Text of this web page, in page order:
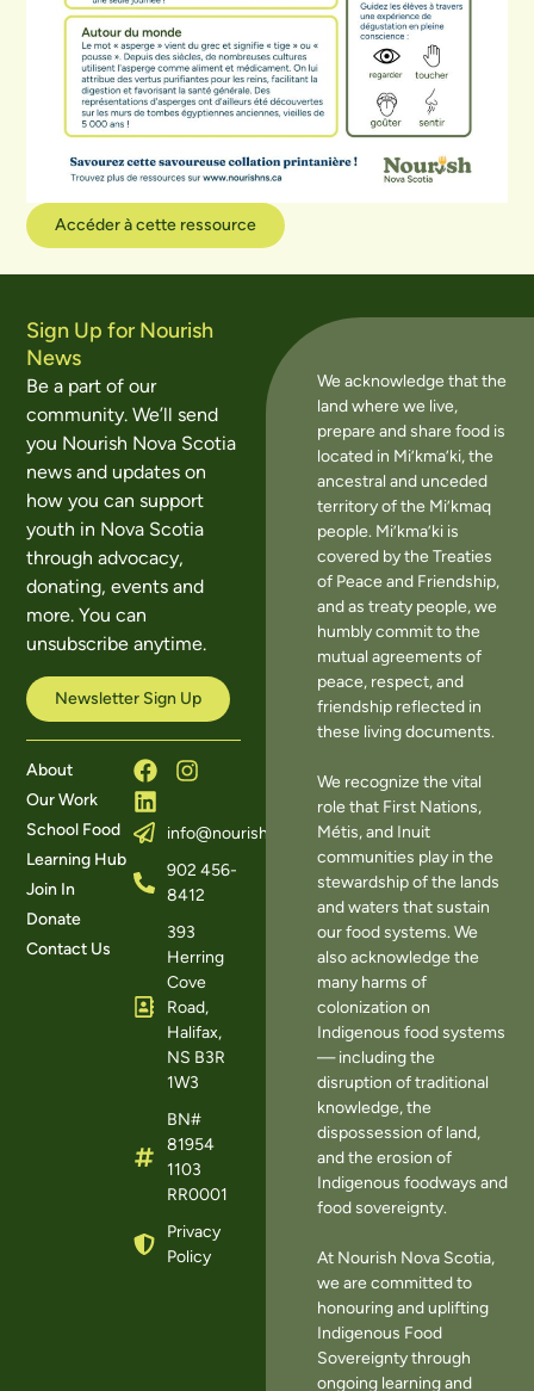
Accéder à cette ressource
Sign Up for Nourish
News
Be a part of our
community. We’ll send
you Nourish Nova Scotia
news and updates on
how you can support
youth in Nova Scotia
through advocacy,
donating, events and
more. You can
unsubscribe anytime.
Newsletter Sign Up
About
Our Work
School Food
Learning Hub
Join In
Donate
Contact Us
info@nourishns.ca
902 456-
8412
393
Herring
Cove
Road,
Halifax,
NS B3R
1W3
BN#
81954
1103
RR0001
Privacy
Policy
We acknowledge that the
land where we live,
prepare and share food is
located in Mi’kma’ki, the
ancestral and unceded
territory of the Mi’kmaq
people. Mi’kma’ki is
covered by the Treaties
of Peace and Friendship,
and as treaty people, we
humbly commit to the
mutual agreements of
peace, respect, and
friendship reflected in
these living documents.
We recognize the vital
role that First Nations,
Métis, and Inuit
communities play in the
stewardship of the lands
and waters that sustain
our food systems. We
also acknowledge the
many harms of
colonization on
Indigenous food systems
— including the
disruption of traditional
knowledge, the
dispossession of land,
and the erosion of
Indigenous foodways and
food sovereignty.
At Nourish Nova Scotia,
we are committed to
honouring and uplifting
Indigenous Food
Sovereignty through
ongoing learning and